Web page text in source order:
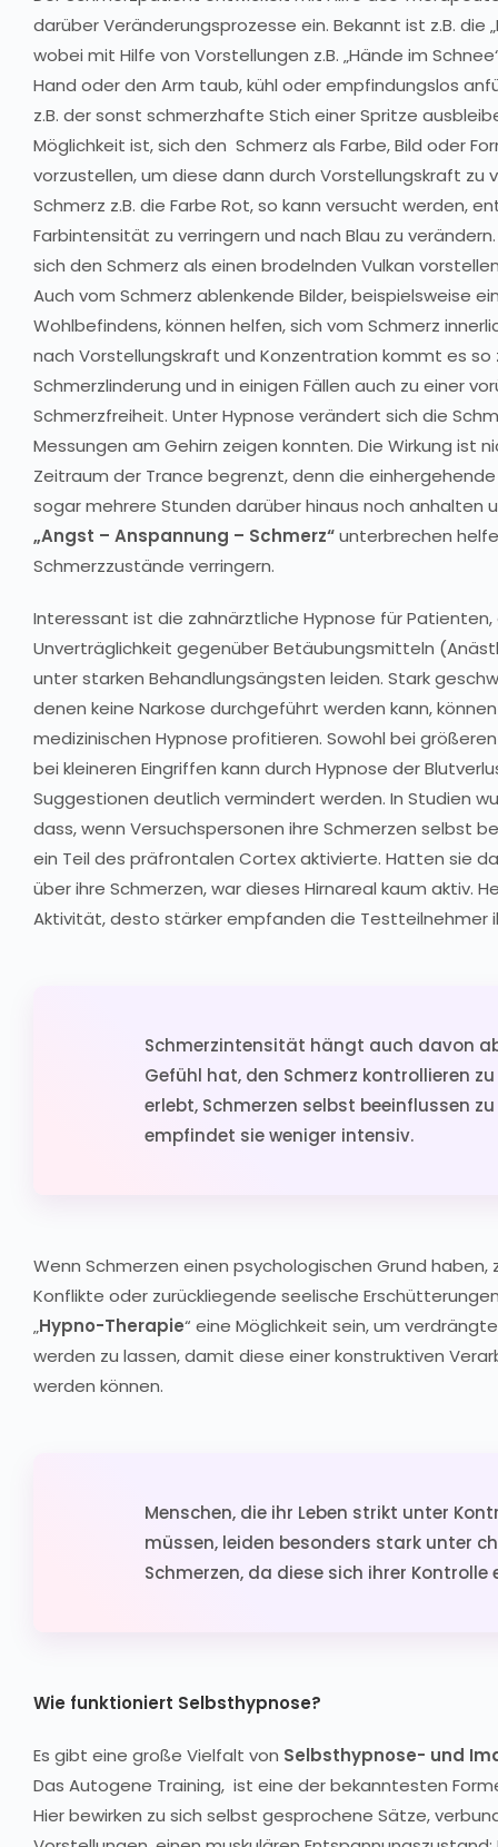
darüber Veränderungsprozesse ein. Bekannt ist z.B. die
wobei mit Hilfe von Vorstellungen z.B. „Hände im
Hand oder den Arm taub, kühl oder empfindungslos
z.B. der sonst schmerzhafte Stich einer Spritze
Möglichkeit ist, sich den Schmerz als Farbe, Bild oder
vorzustellen, um diese dann durch Vorstellungskraft zu
Schmerz z.B. die Farbe Rot, so kann versucht werden,
Farbintensität zu verringern und nach Blau zu
sich den Schmerz als einen brodelnden Vulkan
Auch vom Schmerz ablenkende Bilder, beispielsweise
Wohlbefindens, können helfen, sich vom Schmerz
nach Vorstellungskraft und Konzentration kommt es so
Schmerzlinderung und in einigen Fällen auch zu einer
Schmerzfreiheit. Unter Hypnose verändert sich die
Messungen am Gehirn zeigen konnten. Die Wirkung ist
Zeitraum der Trance begrenzt, denn die
sogar mehrere Stunden darüber hinaus noch anhalten
„Angst – Anspannung – Schmerz“unterbrechen
Schmerzzustände verringern.
Interessant ist die zahnärztliche Hypnose für Patienten,
Unverträglichkeit gegenüber Betäubungsmitteln
unter starken Behandlungsängsten leiden. Stark
denen keine Narkose durchgeführt werden kann,
medizinischen Hypnose profitieren. Sowohl bei
bei kleineren Eingriffen kann durch Hypnose der
Suggestionen deutlich vermindert werden. In Studien
dass, wenn Versuchspersonen ihre Schmerzen selbst
ein Teil des präfrontalen Cortex aktivierte. Hatten sie
über ihre Schmerzen, war dieses Hirnareal kaum aktiv.
Aktivität, desto stärker empfanden die Testteilnehmer
Schmerzintensität hängt auch davon
Gefühl hat, den Schmerz kontrollieren zu
erlebt, Schmerzen selbst beeinflussen zu
empfindet sie weniger intensiv.
Wenn Schmerzen einen psychologischen Grund haben,
Konflikte oder zurückliegende seelische
„Hypno-Therapie“ eine Möglichkeit sein, um
werden zu lassen, damit diese einer konstruktiven
werden können.
Menschen, die ihr Leben strikt unter
müssen, leiden besonders stark unter
Schmerzen, da diese sich ihrer Kontrolle
Wie funktioniert Selbsthypnose?
Es gibt eine große Vielfalt von Selbsthypnose- und
Das Autogene Training, ist eine der bekanntesten
Hier bewirken zu sich selbst gesprochene Sätze,